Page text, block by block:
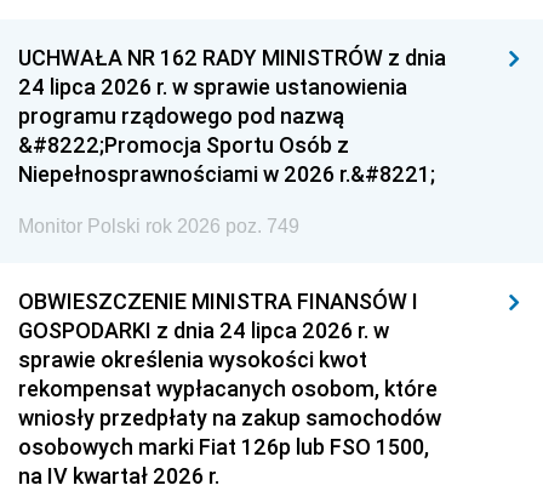
UCHWAŁA NR 162 RADY MINISTRÓW z dnia
24 lipca 2026 r. w sprawie ustanowienia
programu rządowego pod nazwą
&#8222;Promocja Sportu Osób z
Niepełnosprawnościami w 2026 r.&#8221;
Monitor Polski rok 2026 poz. 749
OBWIESZCZENIE MINISTRA FINANSÓW I
GOSPODARKI z dnia 24 lipca 2026 r. w
sprawie określenia wysokości kwot
rekompensat wypłacanych osobom, które
wniosły przedpłaty na zakup samochodów
osobowych marki Fiat 126p lub FSO 1500,
na IV kwartał 2026 r.